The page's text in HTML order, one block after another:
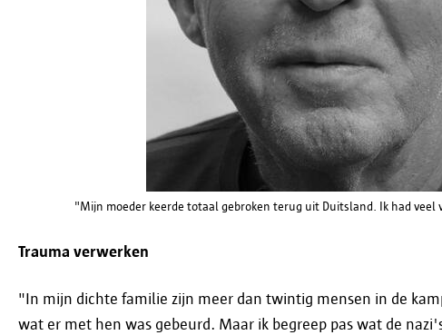
"Mijn moeder keerde totaal gebroken terug uit Duitsland. Ik had veel
Trauma verwerken
"In mijn dichte familie zijn meer dan twintig mensen in de
wat er met hen was gebeurd. Maar ik begreep pas wat de